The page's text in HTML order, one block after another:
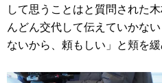
して思うことはと質問された
んどん交代して伝えていかな
ないから、頼もしい」と頬を緩